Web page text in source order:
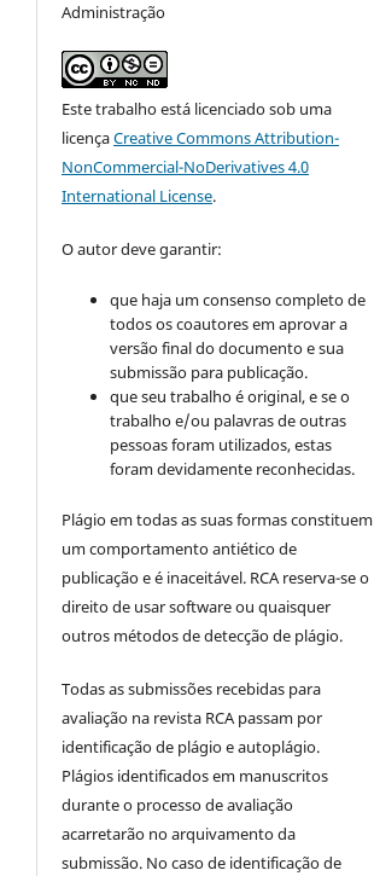
Administração
Este trabalho está licenciado sob uma
licençaCreative Commons Attribution-
NonCommercial-NoDerivatives 4.0
International License.
O autor deve garantir:
que haja um consenso completo de
todos os coautores em aprovar a
versão final do documento e sua
submissão para publicação.
que seu trabalho é original, e se o
trabalho e/ou palavras de outras
pessoas foram utilizados, estas
foram devidamente reconhecidas.
Plágio em todas as suas formas constituem
um comportamento antiético de
publicação e é inaceitável. RCA reserva-se o
direito de usar software ou quaisquer
outros métodos de detecção de plágio.
Todas as submissões recebidas para
avaliação na revista RCA passam por
identificação de plágio e autoplágio.
Plágios identificados em manuscritos
durante o processo de avaliação
acarretarão no arquivamento da
submissão. No caso de identificação de